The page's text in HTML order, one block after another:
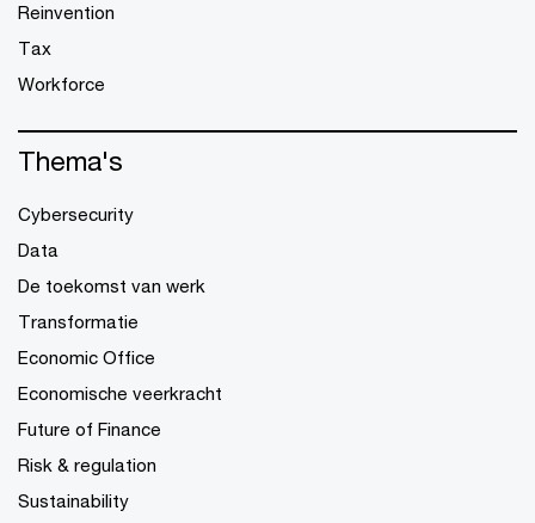
Reinvention
Tax
Workforce
Thema's
Cybersecurity
Data
De toekomst van werk
Transformatie
Economic Office
Economische veerkracht
Future of Finance
Risk & regulation
Sustainability